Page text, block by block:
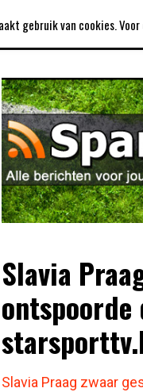
DISCLAIMER
Slavia
Slavia Praag zwaar
gebruik van cookies.